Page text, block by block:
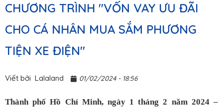
CHƯƠNG TRÌNH ''VỐN VAY ƯU ĐÃI
CHO CÁ NHÂN MUA SẮM PHƯƠNG
TIỆN XE ĐIỆN''
Viết bởi Lalaland 01/02/2024 - 18:56
Thành phố Hồ Chí Minh, ngày 1 tháng 2 năm 2024 –